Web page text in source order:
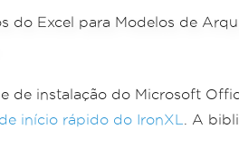
de instalação do Microsoft
início rápido do IronXL
. A